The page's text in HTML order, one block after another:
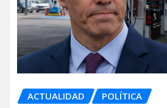
ACTUALIDAD POLÍTICA